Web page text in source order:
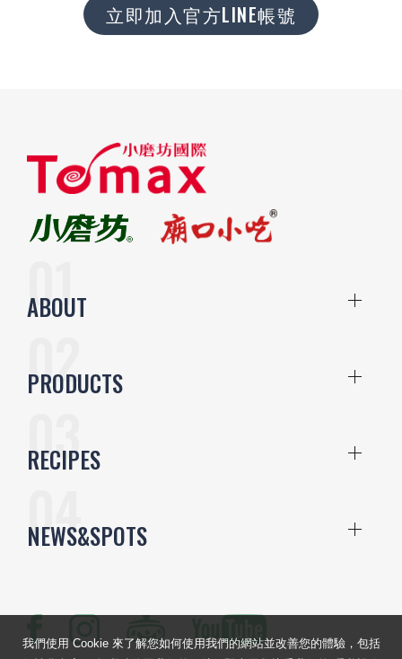
立即加入官方LINE帳號
ABOUT
PRODUCTS
RECIPES
NEWS&SPOTS
我們使用 Cookie 來了解您如何使用我們的網站並改善您的體驗，包括